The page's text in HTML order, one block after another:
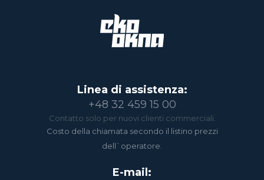
Linea di assistenza:
+48 32 459 15 00
Contatto solo per nuovi clienti commerciali.
Costo della chiamata secondo il listino prezzi
dell`operatore.
E-mail: